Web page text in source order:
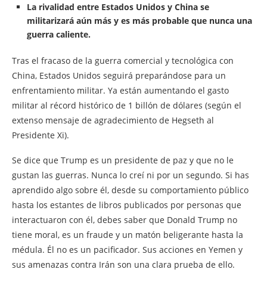
La rivalidad entre Estados Unidos y China se
militarizará aún más y es más probable que nunca una
guerra caliente.
Tras el fracaso de la guerra comercial y tecnológica con
China, Estados Unidos seguirá preparándose para un
enfrentamiento militar. Ya están aumentando el gasto
militar al récord histórico de 1 billón de dólares (según el
extenso mensaje de agradecimiento de Hegseth al
Presidente Xi).
Se dice que Trump es un presidente de paz y que no le
gustan las guerras. Nunca lo creí ni por un segundo. Si has
aprendido algo sobre él, desde su comportamiento público
hasta los estantes de libros publicados por personas que
interactuaron con él, debes saber que Donald Trump no
tiene moral, es un fraude y un matón beligerante hasta la
médula. Él no es un pacificador. Sus acciones en Yemen y
sus amenazas contra Irán son una clara prueba de ello.